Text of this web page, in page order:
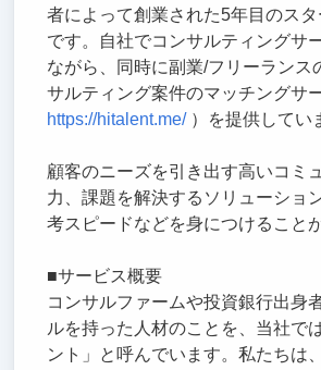
者によって創業された5年目のス
です。自社でコンサルティングサ
ながら、同時に副業/フリーランス
サルティング案件のマッチングサ
https://hitalent.me/）を提供してい
顧客のニーズを引き出す高いコミ
力、課題を解決するソリューショ
考スピードなどを身につけること
■サービス概要
コンサルファームや投資銀行出身
ルを持った人材のことを、当社で
ント」と呼んでいます。私たちは